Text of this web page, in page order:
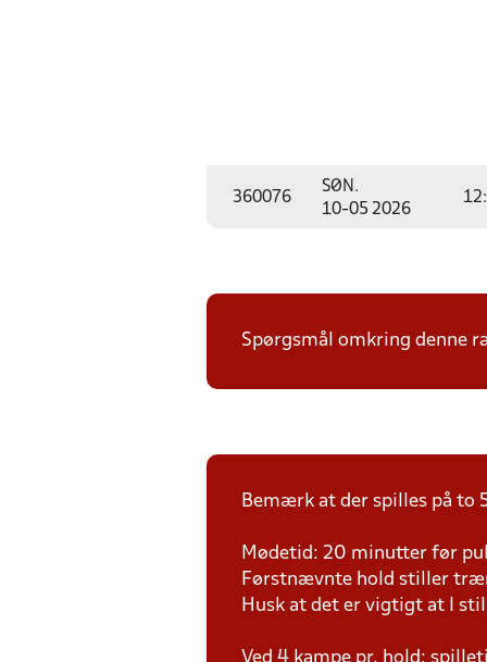
360076
SØN.
10-05 2026
Spørgsmål omkring denne
Bemærk at der spilles på to
Mødetid: 20 minutter før
Førstnævnte hold stiller
Husk at det er vigtigt at I
Ved 4 kampe pr. hold: